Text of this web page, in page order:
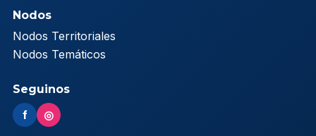
Nodos
Nodos Territoriales
Nodos Temáticos
Seguinos
f ◎